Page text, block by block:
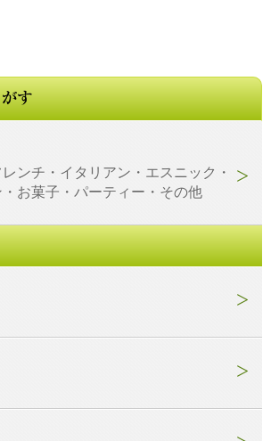
ンチ・イタリアン・エスニック・
お菓子・パーティー・その他